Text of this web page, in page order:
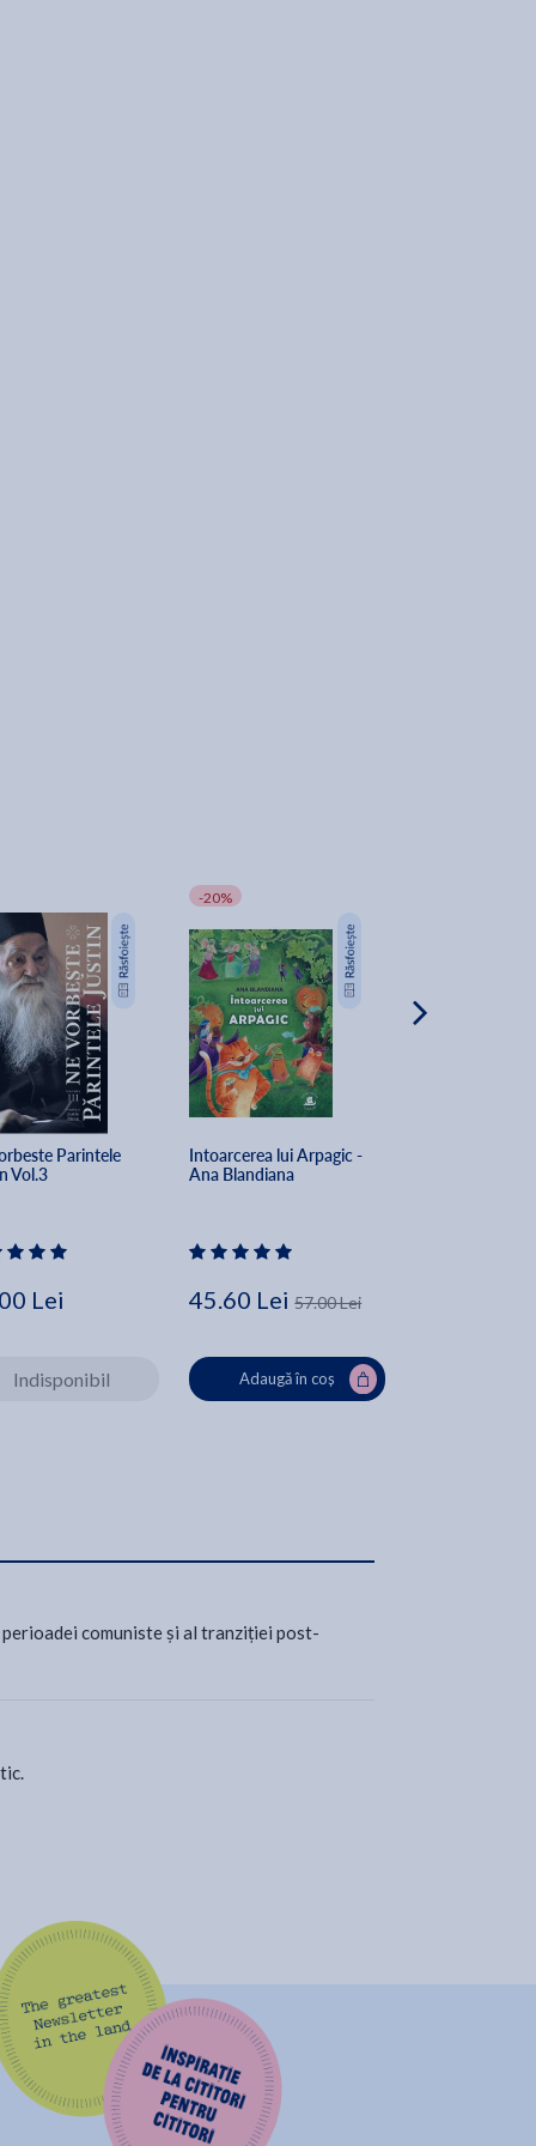
Parintele
Vol.3
Lei
Indisponibil
-20%
Intoarcerea lui Arpagic -
Ana Blandiana
45.60 Lei 57.00 Lei
Adaugă în coș
comuniste și al tranziției post-